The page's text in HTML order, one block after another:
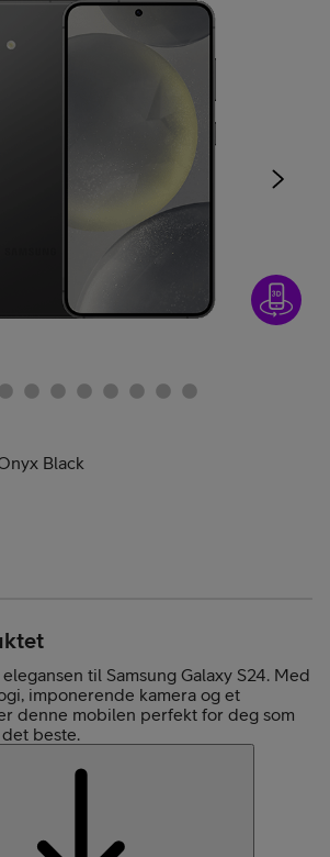
Black
til Samsung Galaxy S24. Med
imponerende kamera og et
denne mobilen perfekt for deg som
beste.